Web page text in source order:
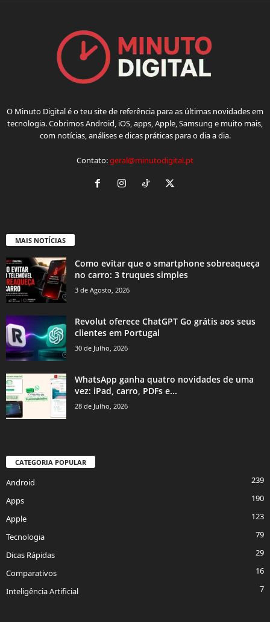
O Minuto Digital é o teu site de referência para as últimas novidades em
tecnologia. Cobrimos Android, iOS, apps, Apple, Samsung e muito mais,
com notícias, análises e dicas práticas para o dia a dia.
Contato:geral@minutodigital.pt
MAIS NOTÍCIAS
Como evitar que o smartphone sobreaqueça
no carro: 3 truques simples
3 de Agosto, 2026
Revolut oferece ChatGPT Go grátis aos seus
clientes em Portugal
30 de Julho, 2026
WhatsApp ganha quatro novidades de uma
vez: iPad, carro, PDFs e...
28 de Julho, 2026
CATEGORIA POPULAR
Android
239
Apps
190
Apple
123
Tecnologia
79
Dicas Rápidas
29
Comparativos
16
Inteligência Artificial
7